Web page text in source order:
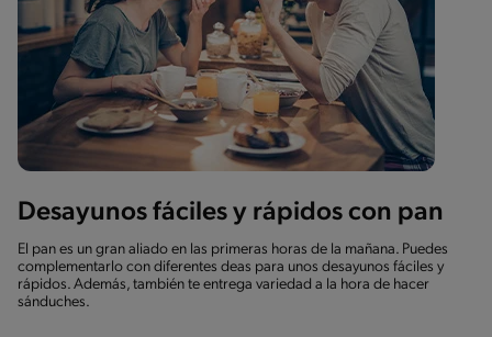
Desayunos fáciles y rápidos con pan
El pan es un gran aliado en las primeras horas de la mañana. Puedes
complementarlo con diferentes deas para unos desayunos fáciles y
rápidos. Además, también te entrega variedad a la hora de hacer
sánduches.